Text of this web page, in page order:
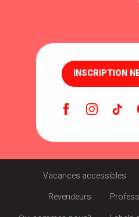
INSCRIPTION
Vacances accessibles
Revendeurs